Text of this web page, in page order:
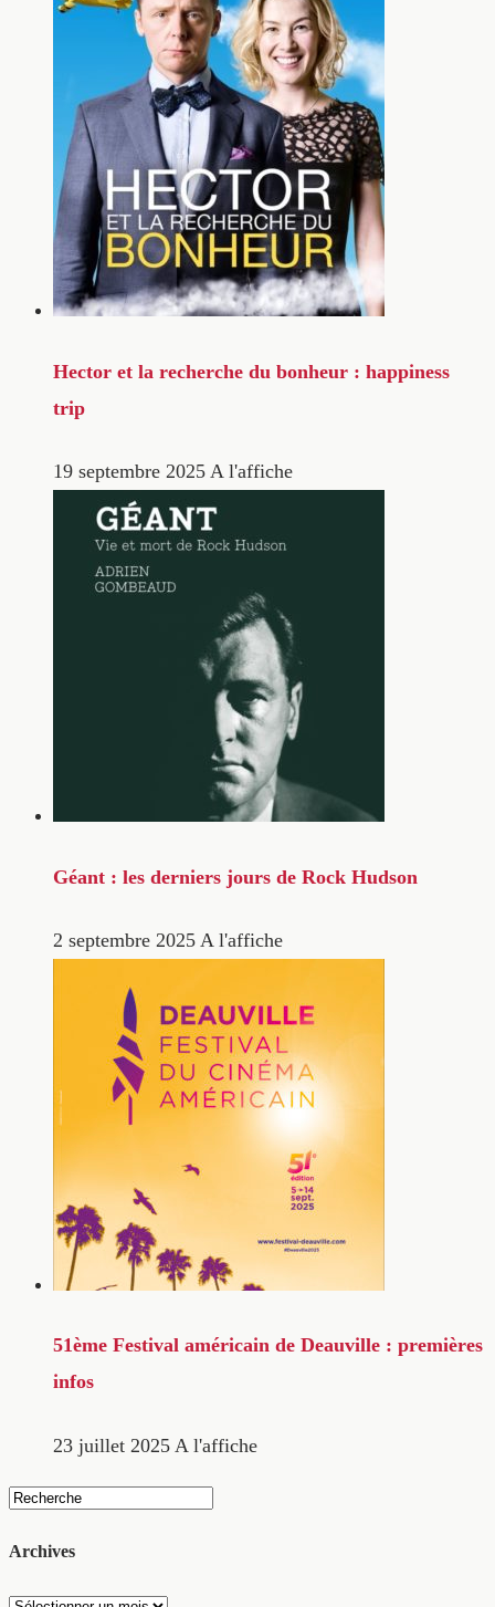
Hector et la recherche du bonheur : happiness
trip
19 septembre 2025 A l'affiche
Géant : les derniers jours de Rock Hudson
2 septembre 2025 A l'affiche
51ème Festival américain de Deauville : premières
infos
23 juillet 2025 A l'affiche
Archives